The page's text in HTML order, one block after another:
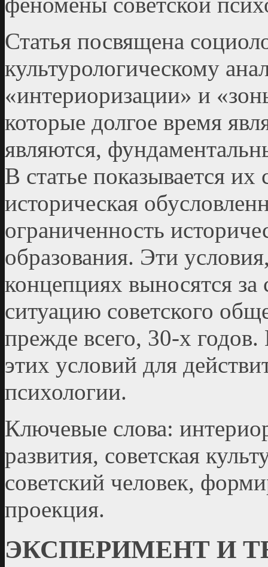
Статья посвящена
культурологическому
«интериоризации» и
которые долгое время
являются,
В статье показывается
историческая
ограниченность
образования. Эти
концепциях выносятся за
ситуацию советского
прежде всего, 30-х годов.
этих условий для
психологии.
Ключевые слова:
развития, советская
советский человек,
проекция.
ЭКСПЕРИМЕНТ И